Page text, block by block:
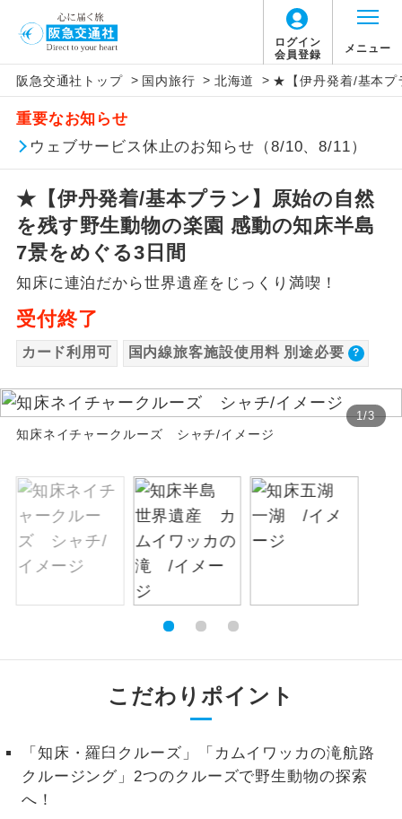
ログイン
会員登録
メニュー
阪急交通社トップ > 国内旅行 > 北海道 > ★【伊丹発着/基本プ
重要なお知らせ
ウェブサービス休止のお知らせ（8/10、8/11）
★【伊丹発着/基本プラン】原始の自然
を残す野生動物の楽園 感動の知床半島
7景をめぐる3日間
知床に連泊だから世界遺産をじっくり満喫！
受付終了
カード利用可 国内線旅客施設使用料 別途必要
1/3
知床ネイチャークルーズ シャチ/イメージ
こだわりポイント
「知床・羅臼クルーズ」「カムイワッカの滝航路
クルージング」2つのクルーズで野生動物の探索
へ！
【国内旅客施設使用料について】
旅行代金に国内旅客施設使用料は含まれてお
りません。別途お支払いが必要となります。
羽田空港：大人1,800円、子供1,800円
2026/10/6〜2027/6/4 羽田空港：大人2,320
円、子供2,320円
2027/6/5〜 羽田空港：大人2,360円、子供
2,360円
伊丹空港往復：大人680円、子供680円
アイコン 説明
添乗員同行
往路出発空港（駅）から復路到着空港
（駅）まで同行します。
現地添乗員同
行
現地到着空港（駅）から最終日出発空港
（駅）まで添乗員が同行します。
バスガイド乗
務
バスガイドが乗務し、車内での観光案内
があります。
新コース
然遺産を訪ねるコースです。
絶景 絶景スポットに立ち寄るコースです。
温泉 温泉地にも宿泊するコースです。
露天風呂
す。
ご宿泊ホテルに大浴場が付いています。
事の心配はいりません。（機内食を除
トラベルイヤ
ホン
周りの音を気にせず、ガイドさんの説明